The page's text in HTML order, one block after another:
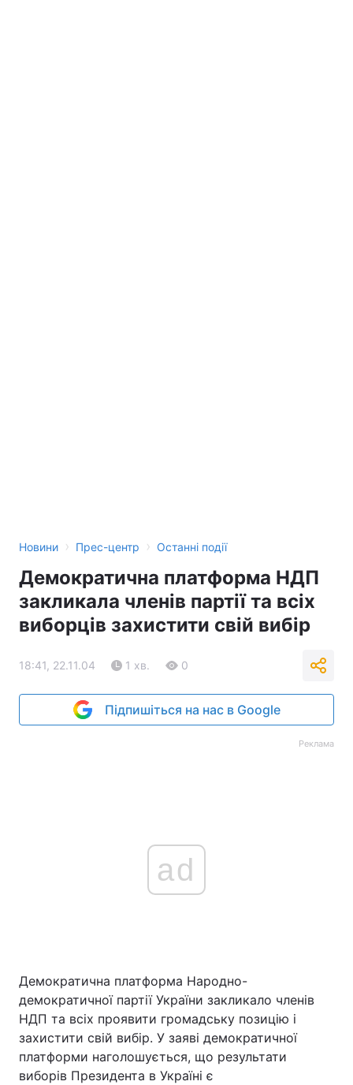
Новини › Прес-центр › Останні події
Демократична платформа НДП
закликала членів партії та всіх
виборців захистити свій вибір
18:41, 22.11.04 1 хв. 0
Підпишіться на нас в Google
Реклама
ad
Демократична платформа Народно-
демократичної партії України закликало членів
НДП та всіх проявити громадську позицію і
захистити свій вибір. У заяві демократичної
платформи наголошується, що результати
виборів Президента в Україні є